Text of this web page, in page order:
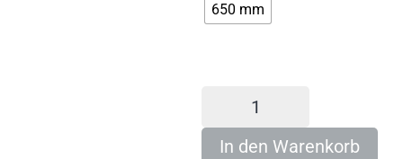
650 mm
In den Warenkorb